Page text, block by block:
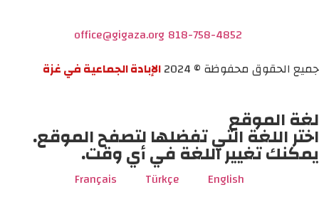
818-758-4852
office@gigaza.org
جميع الحقوق محفوظة © 2024
الإبادة الجماعية في غزة
لغة الموقع
اختر اللغة التي تفضلها لتصفح الموقع.
يمكنك تغيير اللغة في أي وقت.
English
Türkçe
Français